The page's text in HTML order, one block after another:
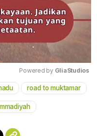
Mute
Powered by GliaStudios
road to muktamar